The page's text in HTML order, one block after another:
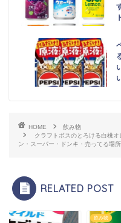
HOME
飲み物
クラフトボスのとろける白桃
ン・スーパー・ドンキ・売ってる場
RELATED POST
飲み物